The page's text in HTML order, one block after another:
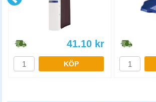
41.10 kr
KÖP